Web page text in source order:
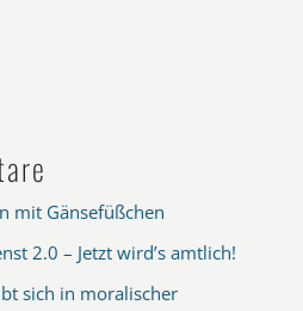
mit Gänsefüßchen
2.0 – Jetzt wird’s amtlich!
sich in moralischer